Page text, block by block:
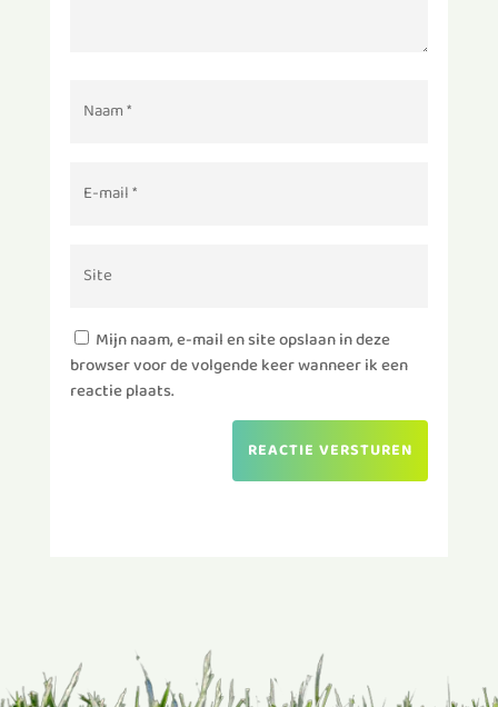
Mijn naam, e-mail en site opslaan in deze
browser voor de volgende keer wanneer ik een
reactie plaats.
REACTIE VERSTUREN